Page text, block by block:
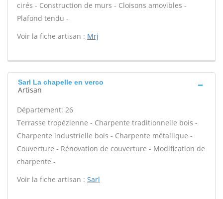
cirés - Construction de murs - Cloisons amovibles -
Plafond tendu -
Voir la fiche artisan : Mrj
Sarl La chapelle en verco
Artisan
Département: 26
Terrasse tropézienne - Charpente traditionnelle bois -
Charpente industrielle bois - Charpente métallique -
Couverture - Rénovation de couverture - Modification de
charpente -
Voir la fiche artisan : Sarl